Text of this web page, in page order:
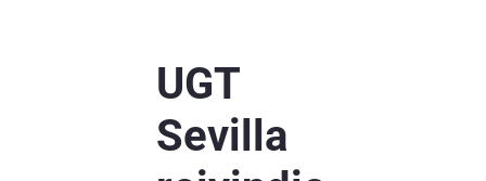
UGT
Sevilla